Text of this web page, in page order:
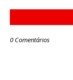
0 Comentários